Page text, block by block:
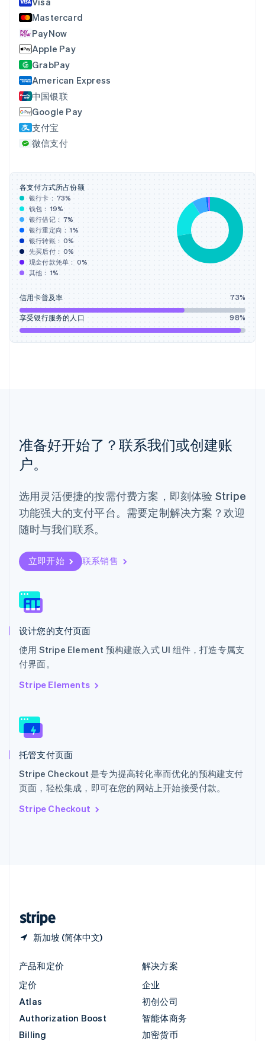
Mastercard
PayNow
Apple Pay
GrabPay
American Express
中国银联
Google Pay
支付宝
微信支付
各支付方式所占份额
银行卡： 73%
钱包：19%
银行借记：7%
银行重定向：1%
银行转账：0%
先买后付：0%
现金付款凭单： 0%
其他： 1%
信用卡普及率 73%
享受银行服务的人口 98%
准备好开始了？联系我们或创建账
户。
选用灵活便捷的按需付费方案，即刻体验 Stripe
功能强大的支付平台。需要定制解决方案？欢迎
随时与我们联系。
立即开始 联系销售
设计您的支付页面
使用 Stripe Element 预构建嵌入式 UI 组件，打造专属支
付界面。
Stripe Elements
托管支付页面
Stripe Checkout 是专为提高转化率而优化的预构建支付
页面，轻松集成，即可在您的网站上开始接受付款。
Stripe Checkout
新加坡 (简体中文)
波兰
English
丹麦
English
德国
DeutschEnglish
法国
English
芬兰
EnglishSvenska
荷兰
Nederlands
加拿大
捷克
English
克罗地亚
EnglishItaliano
拉脱维亚
English
立陶宛
English
列支敦士登
卢森堡
罗马尼亚
English
马尔他
挪威
English
葡萄牙
日本
日本語English
瑞典
SvenskaEnglish
瑞士
塞浦路斯
English
English
斯洛文尼亚
泰国
希腊
English
西班牙
English
新西兰
匈牙利
意大利
ItalianoEnglish
English
产品和定价
定价
Atlas
Authorization Boost
Billing
解决方案
企业
初创公司
智能体商务
加密货币